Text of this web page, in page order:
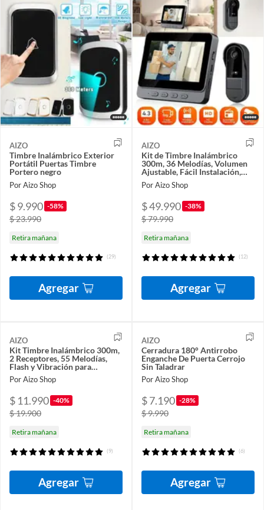
AIZO
Timbre Inalámbrico Exterior
Portátil Puertas Timbre
Portero negro
Por Aizo Shop
$ 9.990 -58%
$ 23.990
Retira mañana
(29)
Agregar
AIZO
Kit de Timbre Inalámbrico
300m, 36 Melodías, Volumen
Ajustable, Fácil Instalación,
Negro
Por Aizo Shop
$ 49.990 -38%
$ 79.990
Retira mañana
(12)
Agregar
AIZO
Kit Timbre Inalámbrico 300m,
2 Receptores, 55 Melodías,
Flash y Vibración para
Mayores
Por Aizo Shop
$ 11.990 -40%
$ 19.900
Retira mañana
(9)
Agregar
AIZO
Cerradura 180° Antirrobo
Enganche De Puerta Cerrojo
Sin Taladrar
Por Aizo Shop
$ 7.190 -28%
$ 9.990
Retira mañana
(6)
Agregar